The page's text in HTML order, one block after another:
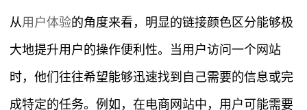
从用户体验的角度来看，明显的链接颜色区分能够极
大地提升用户的操作便利性。当用户访问一个网站
时，他们往往希望能够迅速找到自己需要的信息或完
成特定的任务。例如，在电商网站中，用户可能需要